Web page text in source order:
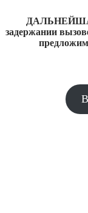
задержании